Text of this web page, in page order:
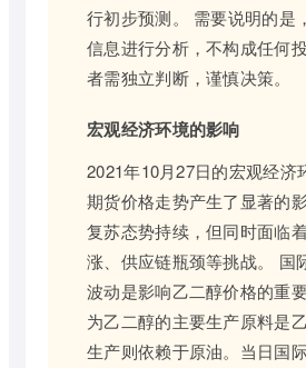
行初步预测。 需要说明的是
信息进行分析，不构成任何
者需独立判断，谨慎决策。
宏观经济环境的影响
2021年10月27日的宏观经济
期货价格走势产生了显著的
复苏态势持续，但同时面临
涨、供应链瓶颈等挑战。 国
波动是影响乙二醇价格的重
为乙二醇的主要生产原料是
生产则依赖于原油。当日国